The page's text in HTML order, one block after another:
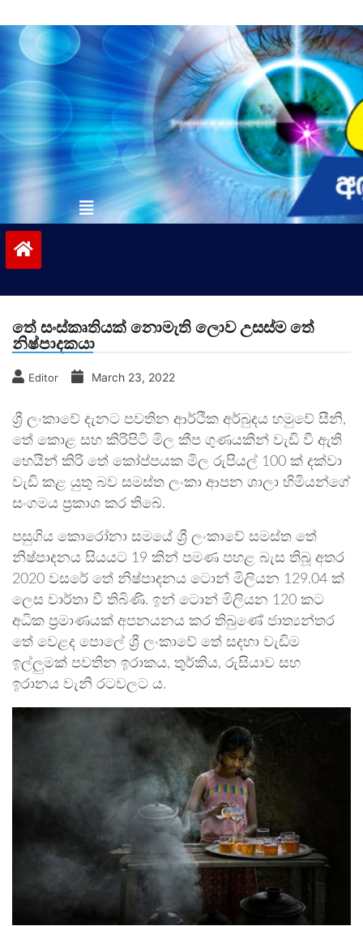
to
contentvinivida.lk
තේ සංස්කෘතියක් නොමැති ලොව උසස්ම තේ
නිෂ්පාදකයා
Editor March 23, 2022
ශ්‍රී ලංකාවේ දැනට පවතින ආර්ථික අර්බුදය හමුවේ සීනි,
තේ කොළ සහ කිරිපිටි මිල කීප ගුණයකින් වැඩි වී ඇති
හෙයින් කිරි තේ කෝප්පයක මිල රුපියල් 100 ක් දක්වා
වැඩි කළ යුතු බව සමස්ත ලංකා ආපන ශාලා හිමියන්ගේ
සංගමය ප්‍රකාශ කර තිබේ.
පසුගිය කොරෝනා සමයේ ශ්‍රී ලංකාවේ සමස්ත තේ
නිෂ්පාදනය සියයට 19 කින් පමණ පහළ බැස තිබූ අතර
2020 වසරේ තේ නිෂ්පාදනය ටොන් මිලියන 129.04 ක්
ලෙස වාර්තා වී තිබිණි. ඉන් ටොන් මිලියන 120 කට
අධික ප්‍රමාණයක් අපනයනය කර තිබුණේ ජාත්‍යන්තර
තේ වෙළද පොලේ ශ්‍රී ලංකාවේ තේ සදහා වැඩිම
ඉල්ලුමක් පවතින ඉරාකය, තුර්කිය, රුසියාව සහ
ඉරානය වැනි රටවලට ය.